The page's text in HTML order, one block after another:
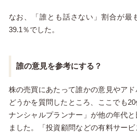
なお、「誰とも話さない」割合が最
39.1％でした。
誰の意見を参考にする？
株の売買にあたって誰かの意見やア
どうかを質問したところ、ここでも
ナンシャルプランナー」が他の年代
ました。「投資顧問などの有料サー